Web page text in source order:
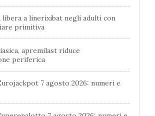
libera a linerixibat negli adulti con
primitiva
apremilast riduce
periferica
7 agosto 2026: numeri e